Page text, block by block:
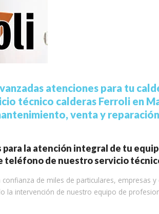
atenciones para tu
técnico calderas Ferroli en
venta y
para la atención integral de tu
teléfono de nuestro servicio
de miles de particulares, empresas
la intervención de nuestro equipo de